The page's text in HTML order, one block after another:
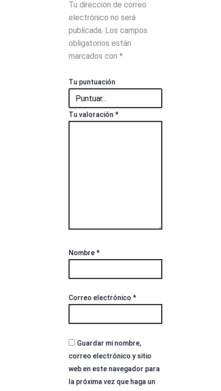
Tu dirección de correo
electrónico no será
publicada. Los campos
obligatorios están
marcados con *
Tu puntuación
Tu valoración *
Nombre*
Correo electrónico *
Guardar mi nombre,
correo electrónico y sitio
web en este navegador para
la próxima vez que haga un